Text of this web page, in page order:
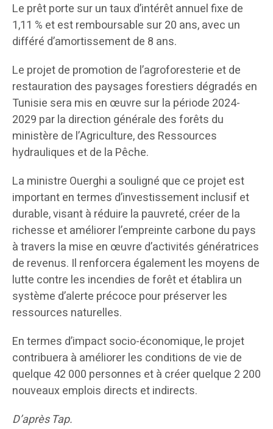
Le prêt porte sur un taux d’intérêt annuel fixe de
1,11 % et est remboursable sur 20 ans, avec un
différé d’amortissement de 8 ans.
Le projet de promotion de l’agroforesterie et de
restauration des paysages forestiers dégradés en
Tunisie sera mis en œuvre sur la période 2024-
2029 par la direction générale des forêts du
ministère de l’Agriculture, des Ressources
hydrauliques et de la Pêche.
La ministre Ouerghi a souligné que ce projet est
important en termes d’investissement inclusif et
durable, visant à réduire la pauvreté, créer de la
richesse et améliorer l’empreinte carbone du pays
à travers la mise en œuvre d’activités génératrices
de revenus. Il renforcera également les moyens de
lutte contre les incendies de forêt et établira un
système d’alerte précoce pour préserver les
ressources naturelles.
En termes d’impact socio-économique, le projet
contribuera à améliorer les conditions de vie de
quelque 42 000 personnes et à créer quelque 2 200
nouveaux emplois directs et indirects.
D’après Tap.